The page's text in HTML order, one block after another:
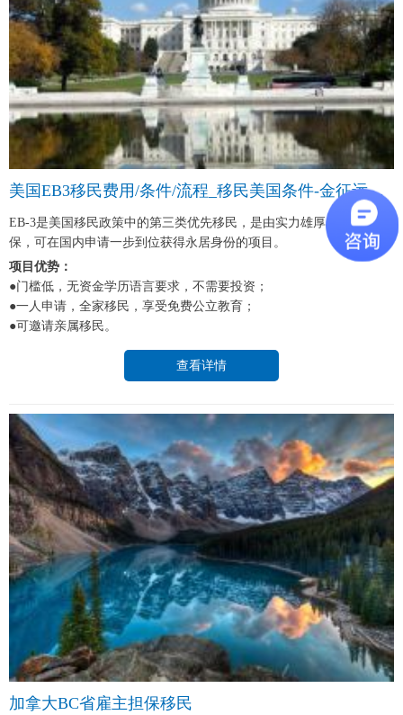
美国EB3移民费用/条件/流程_移民美国条件-金征远皇家移民中介
EB-3是美国移民政策中的第三类优先移民，是由实力雄厚的雇主做担
保，可在国内申请一步到位获得永居身份的项目。
项目优势：
●门槛低，无资金学历语言要求，不需要投资；
●一人申请，全家移民，享受免费公立教育；
●可邀请亲属移民。
查看详情
加拿大BC省雇主担保移民